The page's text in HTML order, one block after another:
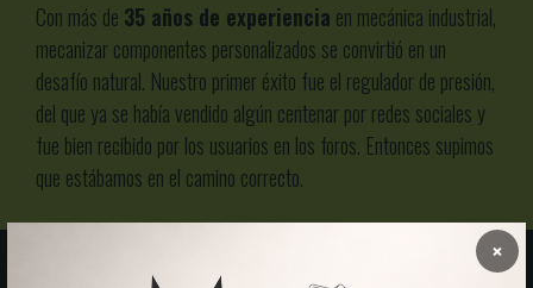
×
Con más de 35 años de experiencia en mecánica industrial,
mecanizar componentes personalizados se convirtió en un
desafío natural. Nuestro primer éxito fue el regulador de presión,
del que ya se había vendido algún centenar por redes sociales y
fue bien recibido por los usuarios en los foros. Entonces supimos
que estábamos en el camino correcto.